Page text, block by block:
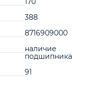
388
8716909000
наличие
подшипника
91